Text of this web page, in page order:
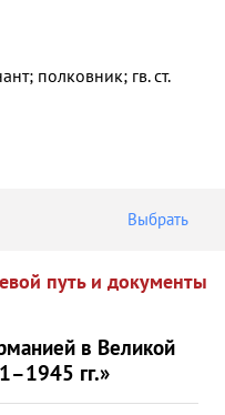
полковник; гв. ст.
Выбрать
путь и документы
в Великой
гг.»